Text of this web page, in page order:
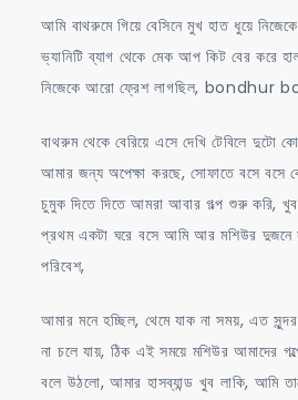
আমি বাথরুমে গিয়ে বেসিনে মুখ হাত ধুয়ে
ভ্যানিটি ব্যাগ থেকে মেক আপ কিট বের করে
নিজেকে আরো ফ্রেশ লাগছিল, bondhur
বাথরুম থেকে বেরিয়ে এসে দেখি টেবিলে দুটো
আমার জন্য অপেক্ষা করছে, সোফাতে বসে বসে
চুমুক দিতে দিতে আমরা আবার গল্প শুরু করি,
প্রথম একটা ঘরে বসে আমি আর মশিউর দুজনে
পরিবেশ,
আমার মনে হচ্ছিল, থেমে যাক না সময়, এত
না চলে যায়, ঠিক এই সময়ে মশিউর আমাদের
বলে উঠলো, আমার হাসব্যান্ড খুব লাকি, আমি